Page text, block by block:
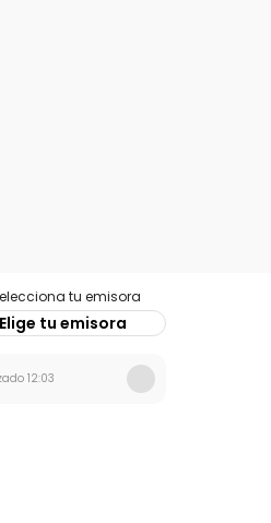
tu emisora
Elige tu emisora
12:03